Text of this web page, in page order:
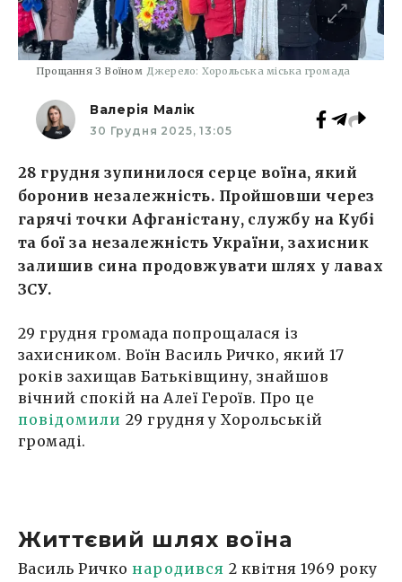
Прощання З Воїном Джерело: Хорольська міська громада
Валерія Малік
30 Грудня 2025, 13:05
28 грудня зупинилося серце воїна, який
боронив незалежність. Пройшовши через
гарячі точки Афганістану, службу на Кубі
та бої за незалежність України, захисник
залишив сина продовжувати шлях у лавах
ЗСУ.
29 грудня громада попрощалася із
захисником. Воїн Василь Ричко, який 17
років захищав Батьківщину, знайшов
вічний спокій на Алеї Героїв. Про це
повідомили 29 грудня у Хорольській
громаді.
Життєвий шлях воїна
Василь Ричконародився 2 квітня 1969 року